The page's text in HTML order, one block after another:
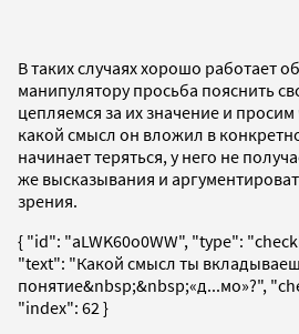
В таких случаях хорошо работает
манипулятору просьба пояснить
цепляемся за их значение и
какой смысл он вложил в
начинает теряться, у него не
же высказывания и
зрения.
{ "id": "aLWK60o0WW", "type":
"text": "Какой смысл ты
понятие&nbsp;&nbsp;«д...мо»?",
"index": 62 }